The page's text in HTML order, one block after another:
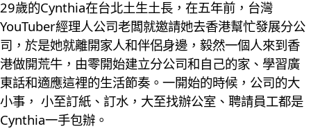
29歲的Cynthia在台北土生土長，在五年前，台灣
YouTuber經理人公司老闆就邀請她去香港幫忙發展分公
司，於是她就離開家人和伴侶身邊，毅然一個人來到香
港做開荒牛，由零開始建立分公司和自己的家、學習廣
東話和適應這裡的生活節奏。一開始的時候，公司的大
小事， 小至訂紙、訂水，大至找辦公室、聘請員工都是
Cynthia一手包辦。